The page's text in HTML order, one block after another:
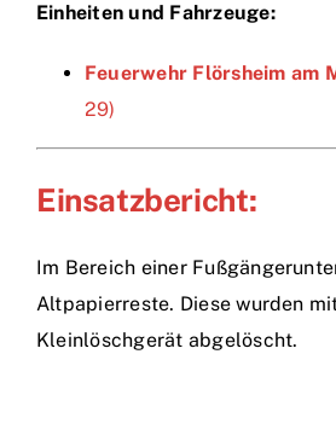
Einheiten und Fahrzeuge:
Feuerwehr Flörsheim am
29)
Einsatzbericht:
Im Bereich einer
Altpapierreste. Diese wurden
Kleinlöschgerät abgelöscht.